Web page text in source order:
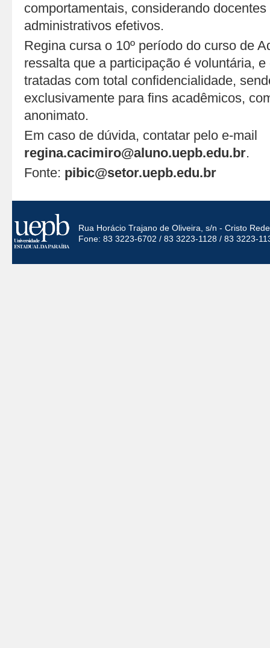
comportamentais, considerando
administrativos efetivos.
Regina cursa o 10º período do curso de
ressalta que a participação é voluntária,
tratadas com total confidencialidade,
exclusivamente para fins acadêmicos,
anonimato.
Em caso de dúvida, contatar pelo e-mail
regina.cacimiro@aluno.uepb.edu.br.
Fonte: pibic@setor.uepb.edu.br
Rua Horácio Trajano de Oliveira, s/n - Cristo
Fone: 83 3223-6702 / 83 3223-1128 / 83 3223-